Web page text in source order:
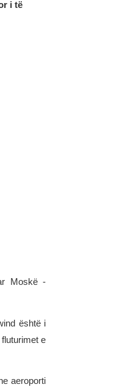
i të
Moskë -
është i
e
aeroporti